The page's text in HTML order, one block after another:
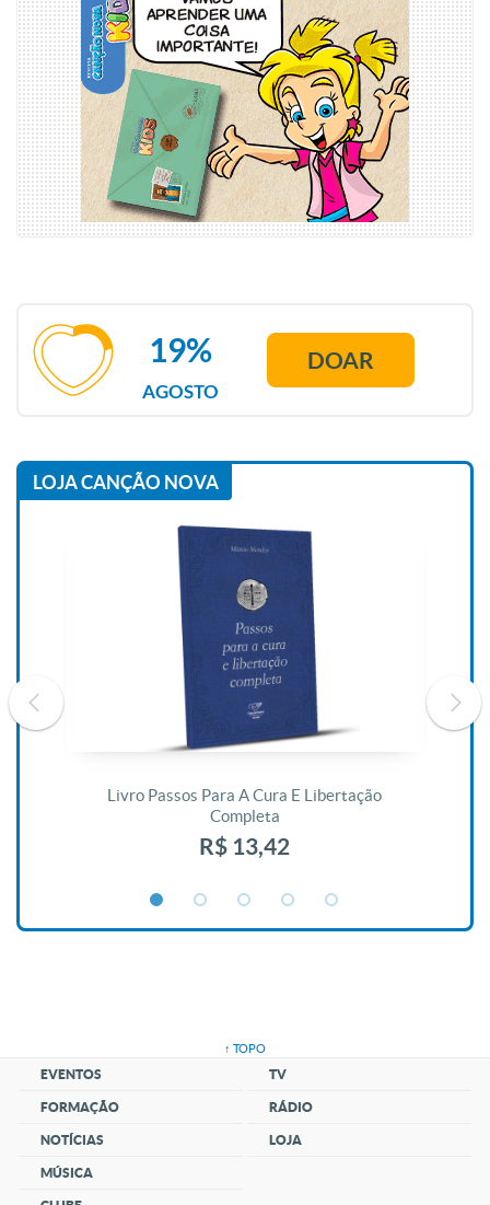
AGOSTO
19% DOAR
LOJA CANÇÃO NOVA
Livro Passos Para A Cura E Libertação
Completa
R$ 13,42
↑ TOPO
EVENTOS
FORMAÇÃO
NOTÍCIAS
MÚSICA
TV
RÁDIO
LOJA